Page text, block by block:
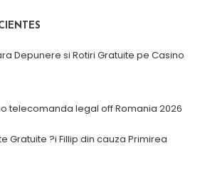
Depunere si Rotiri Gratuite pe Casino
telecomanda legal off Romania 2026
Gratuite ?i Fillip din cauza Primirea